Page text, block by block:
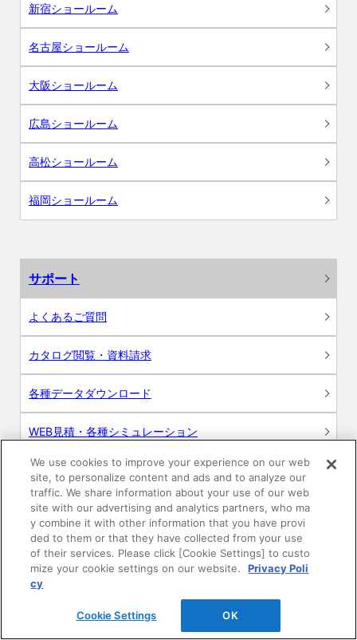
新宿ショールーム
名古屋ショールーム
大阪ショールーム
広島ショールーム
高松ショールーム
福岡ショールーム
サポート
よくあるご質問
カタログ閲覧・資料請求
各種データダウンロード
WEB見積・各種シミュレーション
交換用部品の購入
修理・点検
お問い合わせ
ログイン
建築・設計関係者様向けサイト
We use cookies to improve your experience on our web
site, to personalize content and ads and to analyze our
traffic. We share information about your use of our web
site with our advertising and analytics partners, who ma
y combine it with other information that you have provi
ded to them or that they have collected from your use
of their services. Please click [Cookie Settings] to custo
mize your cookie settings on our website.
Privacy Poli
cy
Cookie Settings OK